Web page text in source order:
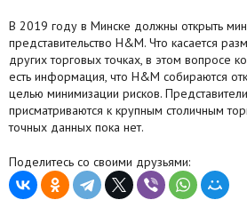
Грузовое такси
Способы оплаты
Реклама на сайте
В 2019 году в Минске должны открыть
представительство H&M. Что касается
других торговых точках, в этом вопросе
есть информация, что H&M собираются
целью минимизации рисков.
присматриваются к крупным столичным
точных данных пока нет.
Поделитесь со своими друзьями: